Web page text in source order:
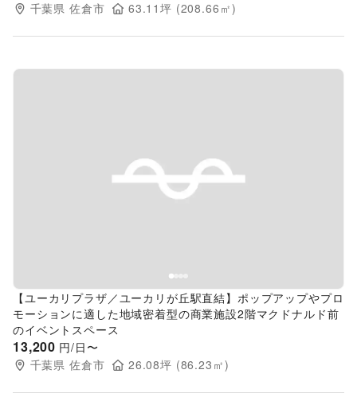
千葉県 佐倉市 63.11坪 (208.66 ㎡)
Previous slide
【ユーカリプラザ／ユーカリが丘駅直結】ポップアップやプロ
モーションに適した地域密着型の商業施設2階マクドナルド前
のイベントスペース
13,200 円/日〜
千葉県 佐倉市 26.08坪 (86.23 ㎡)